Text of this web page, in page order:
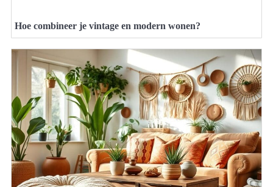
Hoe combineer je vintage en modern wonen?